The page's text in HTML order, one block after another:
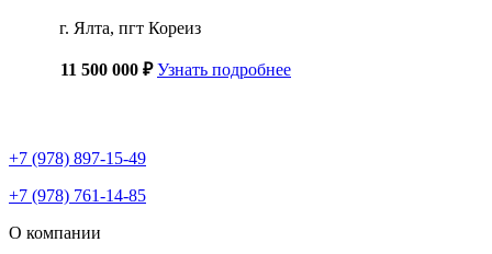
г. Ялта, пгт Кореиз
11 500 000 ₽ Узнать подробнее
+7 (978) 897-15-49
+7 (978) 761-14-85
О компании